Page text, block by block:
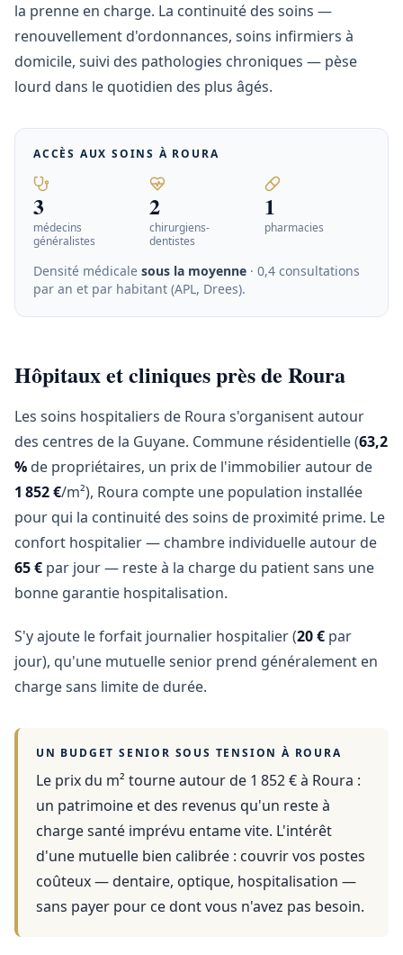
la prenne en charge. La continuité des soins —
renouvellement d'ordonnances, soins infirmiers à
domicile, suivi des pathologies chroniques — pèse
lourd dans le quotidien des plus âgés.
ACCÈS AUX SOINS À ROURA
3
médecins
généralistes
2
chirurgiens-
dentistes
1
pharmacies
Densité médicale sous la moyenne · 0,4 consultations
par an et par habitant (APL, Drees).
Hôpitaux et cliniques près de Roura
Les soins hospitaliers de Roura s'organisent autour
des centres de la Guyane. Commune résidentielle (63,2
% de propriétaires, un prix de l'immobilier autour de
1 852 €/m²), Roura compte une population installée
pour qui la continuité des soins de proximité prime. Le
confort hospitalier — chambre individuelle autour de
65 € par jour — reste à la charge du patient sans une
bonne garantie hospitalisation.
S'y ajoute le forfait journalier hospitalier (20 € par
jour), qu'une mutuelle senior prend généralement en
charge sans limite de durée.
UN BUDGET SENIOR SOUS TENSION À ROURA
Le prix du m² tourne autour de 1 852 €à Roura :
un patrimoine et des revenus qu'un reste à
charge santé imprévu entame vite. L'intérêt
d'une mutuelle bien calibrée : couvrir vos postes
coûteux — dentaire, optique, hospitalisation —
sans payer pour ce dont vous n'avez pas besoin.